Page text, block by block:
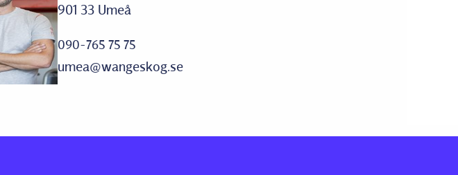
901 33 Umeå
090-765 75 75
umea@wangeskog.se